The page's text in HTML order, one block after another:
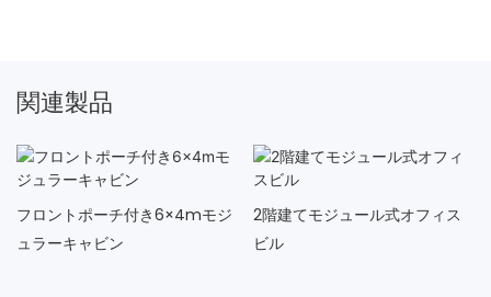
関連製品
フロントポーチ付き6×4mモジ
ュラーキャビン
2階建てモジュール式オフィス
ビル